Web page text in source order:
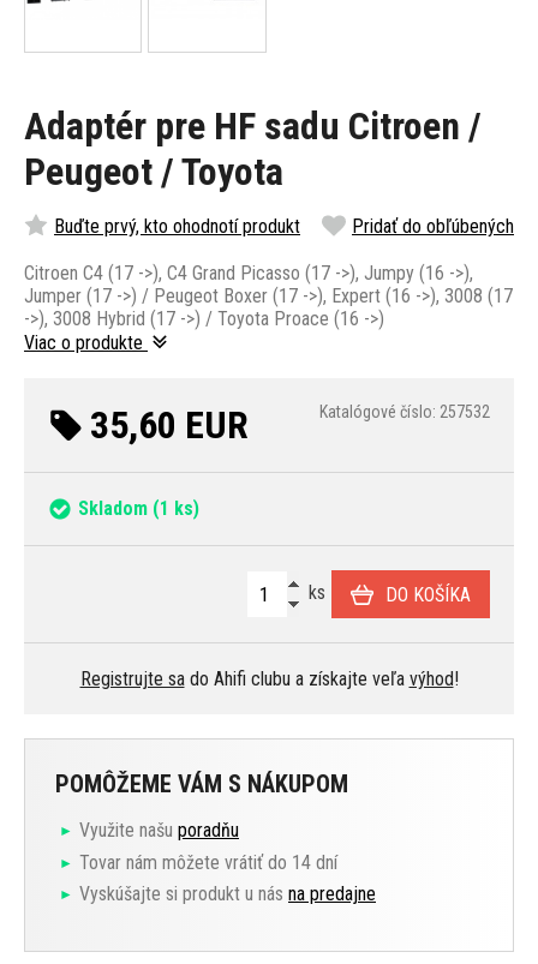
Adaptér pre HF sadu Citroen /
Peugeot / Toyota
Buďte prvý, kto ohodnotí produkt Pridať do obľúbených
Citroen C4 (17 ->), C4 Grand Picasso (17 ->), Jumpy (16 ->),
Jumper (17 ->) / Peugeot Boxer (17 ->), Expert (16 ->), 3008 (17
->), 3008 Hybrid (17 ->) / Toyota Proace (16 ->)
Viac o produkte
35,60 EUR Katalógové číslo: 257532
Skladom (1 ks)
ks DO KOŠÍKA
Registrujte sado Ahifi clubu a získajte veľa výhod!
POMÔŽEME VÁM S NÁKUPOM
Využite našu poradňu
Tovar nám môžete vrátiť do 14 dní
Vyskúšajte si produkt u nás na predajne